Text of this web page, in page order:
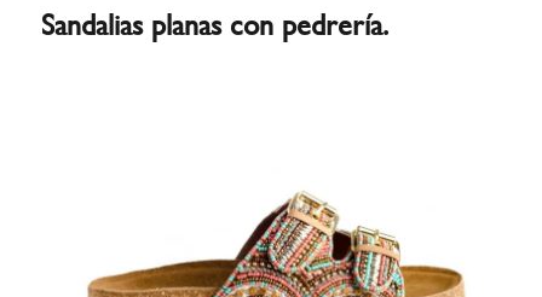
Sandalias planas con pedrería.